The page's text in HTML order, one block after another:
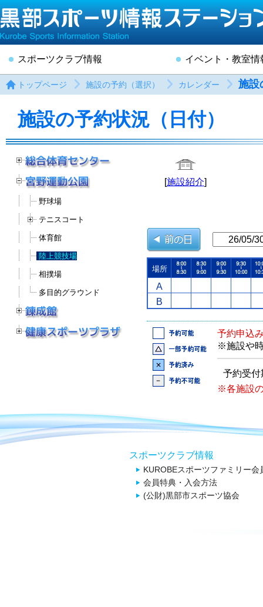
スポーツクラブ情報 イベント・教室情
トップページ 施設の予約（選択） カレンダー 施設
施設の予約状況（日付）
野球場
テニスコート
体育館
陸上競技場
相撲場
多目的グラウンド
[施設紹介]
場所
A
B
予約申込
※施設や
予約受
※各施設
スポーツクラブ情報
KUROBEスポーツファミリー会
会員特典・入会方法
(公財)黒部市スポーツ協会